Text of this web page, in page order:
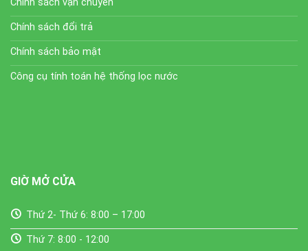
Chính sách vận chuyển
Chính sách đổi trả
Chính sách bảo mật
Công cụ tính toán hệ thống lọc nước
GIỜ MỞ CỬA
Thứ 2- Thứ 6: 8:00 – 17:00
Thứ 7: 8:00 - 12:00